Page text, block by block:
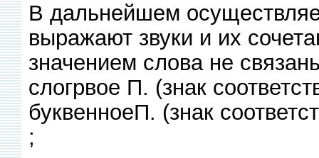
В дальнейшем
выражают звуки и их
значением слова не
слогрвое П. (знак
буквенноеП. (знак
;